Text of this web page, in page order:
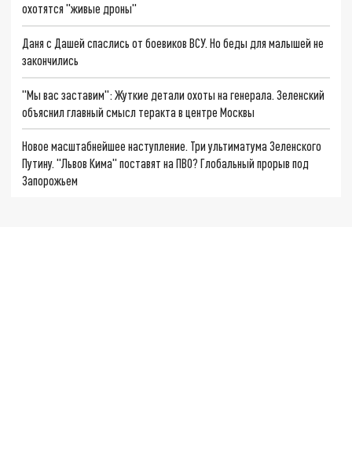
охотятся "живые дроны"
Даня с Дашей спаслись от боевиков ВСУ. Но беды для малышей не
закончились
"Мы вас заставим": Жуткие детали охоты на генерала. Зеленский
объяснил главный смысл теракта в центре Москвы
Новое масштабнейшее наступление. Три ультиматума Зеленского
Путину. "Львов Кима" поставят на ПВО? Глобальный прорыв под
Запорожьем